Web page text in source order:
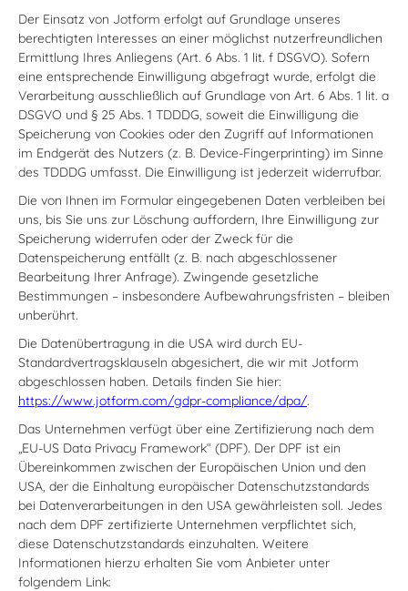
Der Einsatz von Jotform erfolgt auf Grundlage unseres
berechtigten Interesses an einer möglichst nutzerfreundlichen
Ermittlung Ihres Anliegens (Art. 6 Abs. 1 lit. f DSGVO). Sofern
eine entsprechende Einwilligung abgefragt wurde, erfolgt die
Verarbeitung ausschließlich auf Grundlage von Art. 6 Abs. 1 lit. a
DSGVO und § 25 Abs. 1 TDDDG, soweit die Einwilligung die
Speicherung von Cookies oder den Zugriff auf Informationen
im Endgerät des Nutzers (z. B. Device-Fingerprinting) im Sinne
des TDDDG umfasst. Die Einwilligung ist jederzeit widerrufbar.
Die von Ihnen im Formular eingegebenen Daten verbleiben bei
uns, bis Sie uns zur Löschung auffordern, Ihre Einwilligung zur
Speicherung widerrufen oder der Zweck für die
Datenspeicherung entfällt (z. B. nach abgeschlossener
Bearbeitung Ihrer Anfrage). Zwingende gesetzliche
Bestimmungen – insbesondere Aufbewahrungsfristen – bleiben
unberührt.
Die Datenübertragung in die USA wird durch EU-
Standardvertragsklauseln abgesichert, die wir mit Jotform
abgeschlossen haben. Details finden Sie hier:
https://www.jotform.com/gdpr-compliance/dpa/.
Das Unternehmen verfügt über eine Zertifizierung nach dem
„EU-US Data Privacy Framework“ (DPF). Der DPF ist ein
Übereinkommen zwischen der Europäischen Union und den
USA, der die Einhaltung europäischer Datenschutzstandards
bei Datenverarbeitungen in den USA gewährleisten soll. Jedes
nach dem DPF zertifizierte Unternehmen verpflichtet sich,
diese Datenschutzstandards einzuhalten. Weitere
Informationen hierzu erhalten Sie vom Anbieter unter
folgendem Link: